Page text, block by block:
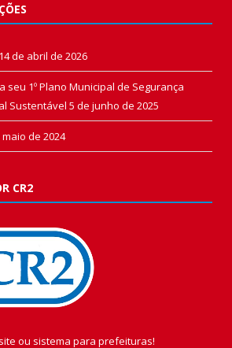
14 de abril de 2026
seu 1º Plano Municipal de Segurança
Sustentável 5 de junho de 2025
de 2024
CR2
ou sistema para prefeituras!